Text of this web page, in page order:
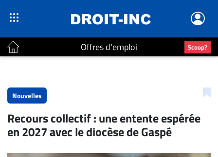
Offres d'emploi Scoop?
Accueil
Continu
Nominations
Bureaux
Nouvelles
Recours collectif : une entente espérée
en 2027 avec le diocèse de Gaspé